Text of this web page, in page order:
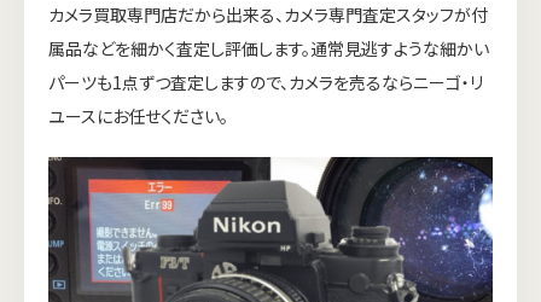
カメラ買取専門店だから出来る、カメラ専門査定スタッフが付
属品などを細かく査定し評価します。通常見逃すような細かい
パーツも1点ずつ査定しますので、カメラを売るならニーゴ・リ
ユースにお任せください。